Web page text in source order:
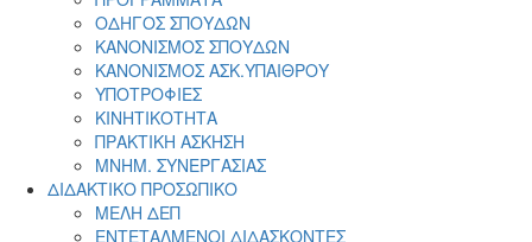
ΟΔΗΓΟΣ ΣΠΟΥΔΩΝ
ΚΑΝΟΝΙΣΜΟΣ ΣΠΟΥΔΩΝ
ΚΑΝΟΝΙΣΜΟΣ ΑΣΚ.ΥΠΑΙΘΡΟΥ
ΥΠΟΤΡΟΦΙΕΣ
ΚΙΝΗΤΙΚΟΤΗΤΑ
ΠΡΑΚΤΙΚΗ ΑΣΚΗΣΗ
ΜΝΗΜ. ΣΥΝΕΡΓΑΣΙΑΣ
ΔΙΔΑΚΤΙΚΟ ΠΡΟΣΩΠΙΚΟ
ΜΕΛΗ ΔΕΠ
ΕΝΤΕΤΑΛΜΕΝΟΙ ΔΙΔΑΣΚΟΝΤΕΣ